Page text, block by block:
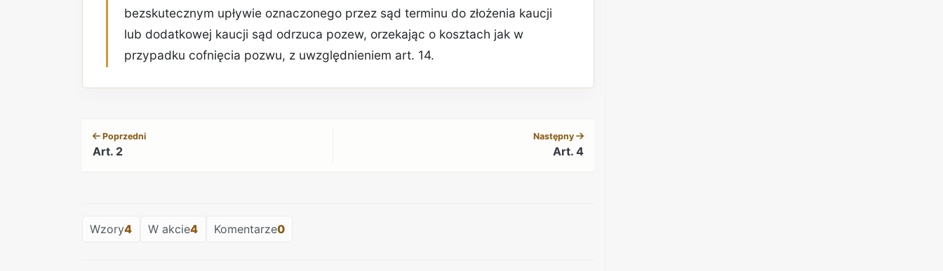
bezskutecznym upływie oznaczonego przez sąd terminu do złożenia kaucji
lub dodatkowej kaucji sąd odrzuca pozew, orzekając o kosztach jak w
przypadku cofnięcia pozwu, z uwzględnieniem art. 14.
Poprzedni
Art. 2
Następny
Art. 4
Wzory4 W akcie4 Komentarze0